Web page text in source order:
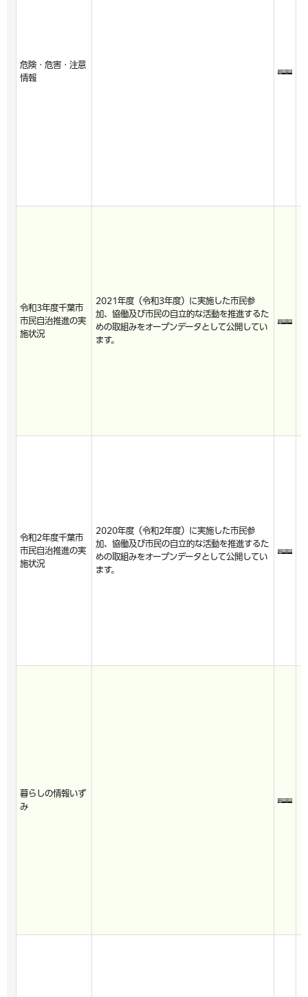
危険・危害・注意
情報
令和3年度千葉市
市民自治推進の実
施状況
2021年度（令和3年度）に実施した市民参
加、協働及び市民の自立的な活動を推進するた
めの取組みをオープンデータとして公開してい
ます。
令和2年度千葉市
市民自治推進の実
施状況
2020年度（令和2年度）に実施した市民参
加、協働及び市民の自立的な活動を推進するた
めの取組みをオープンデータとして公開してい
ます。
暮らしの情報いず
み